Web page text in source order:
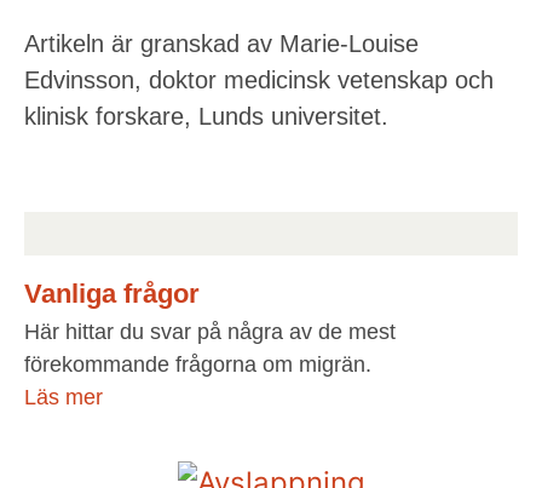
Artikeln är granskad av Marie-Louise
Edvinsson, doktor medicinsk vetenskap och
klinisk forskare, Lunds universitet.
Vanliga frågor
Här hittar du svar på några av de mest
förekommande frågorna om migrän.
Läs mer